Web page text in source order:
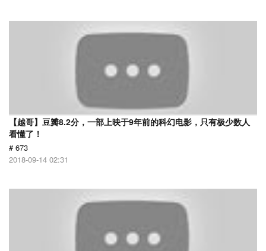
【越哥】豆瓣8.2分，一部上映于9年前的科幻电影，只有极少数人
看懂了！
# 673
2018-09-14 02:31